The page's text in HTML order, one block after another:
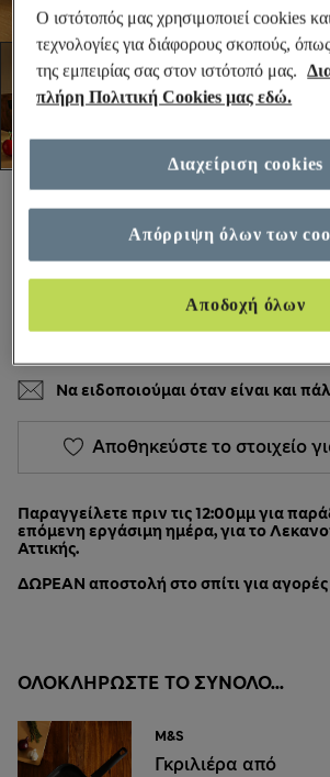
309 κριτικές
€25,00
Εξαντλήθηκε
Να ειδοποιούμαι όταν είναι και
Αποθηκεύστε το στοιχείο
Παραγγείλετε πριν τις 12:00μμ για
επόμενη εργάσιμη ημέρα, για το
Αττικής.
ΔΩΡΕΑΝ αποστολή στο σπίτι για
ΟΛΟΚΛΗΡΏΣΤΕ ΤΟ ΣΎΝΟΛΟ...
M&S
Γκριλιέρα από
Ο ιστότοπός μας χρησιμοποιεί cookies
τεχνολογίες για διάφορους σκοπούς,
της εμπειρίας σας στον ιστότοπό μας.
πλήρη Πολιτική Cookies μας εδώ.
Απόρριψη όλων των
Αποδοχή όλων
Διαχείριση cookies